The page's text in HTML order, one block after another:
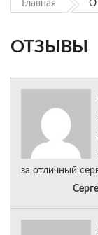
Главная
ОТЗЫВЫ
за отличный